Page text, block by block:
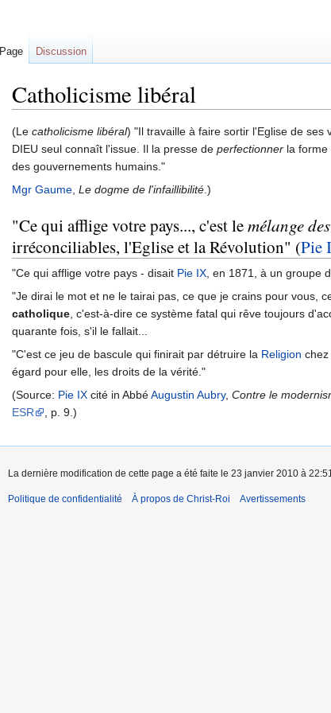
Catholicisme libéral
Aller
à
la
navigation
Aller
à
la
recherche
(Le catholicisme libéral) "Il travaille à faire sortir l'Eglise de
DIEU seul connaît l'issue. Il la presse de perfectionner la forme
des gouvernements humains."
Mgr Gaume, Le dogme de l'infaillibilité.)
"Ce qui afflige votre pays..., c'est lemélange
irréconciliables, l'Eglise et la Révolution" (Pie
"Ce qui afflige votre pays - disait Pie IX, en 1871, à un groupe
"Je dirai le mot et ne le tairai pas, ce que je crains pour vous,
catholique, c'est-à-dire ce système fatal qui rêve toujours
quarante fois, s'il le fallait...
"C'est ce jeu de bascule qui finirait par détruire la Religion
égard pour elle, les droits de la vérité."
(Source: Pie IX cité in AbbéAugustin Aubry, Contre le
ESR
, p. 9.)
Page Discussion
La dernière modification de cette page a été faite le 23 janvier 2010 à
Politique de confidentialité À propos de Christ-Roi Avertissements